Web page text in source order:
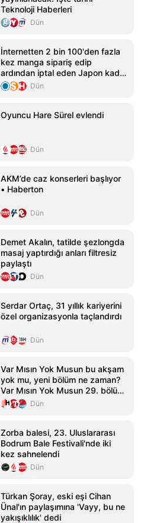
Teknoloji Haberleri
Dün
İnternetten 2 bin 100'den fazla
kez manga sipariş edip
ardından iptal eden Japon kadın
tutuklandı
Dün
Oyuncu Hare Sürel evlendi
Dün
AKM’de caz konserleri başlıyor
• Haberton
Dün
Demet Akalın, tatilde şezlongda
masaj yaptırdığı anları filtresiz
paylaştı
Dün
Serdar Ortaç, 31 yıllık kariyerini
özel organizasyonla taçlandırdı
Dün
Var Mısın Yok Musun bu akşam
yok mu, yeni bölüm ne zaman?
Var Mısın Yok Musun 29. bölüm
fragmanıDün
Zorba balesi, 23. Uluslararası
Bodrum Bale Festivali'nde iki
kez sahnelendi
Dün
Türkan Şoray, eski eşi Cihan
Ünal'ın paylaşımına 'Vayy, bu ne
yakışıklılık' dedi